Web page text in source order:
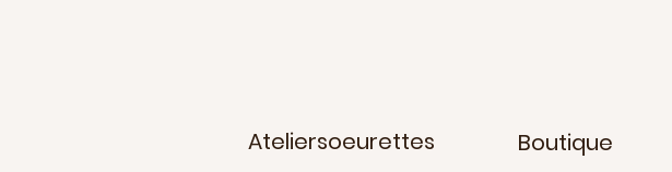
Ateliersoeurettes Boutique